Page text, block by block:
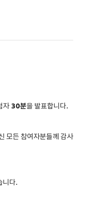
자 30분을 발표합니다.
모든 참여자분들께 감사
니다.